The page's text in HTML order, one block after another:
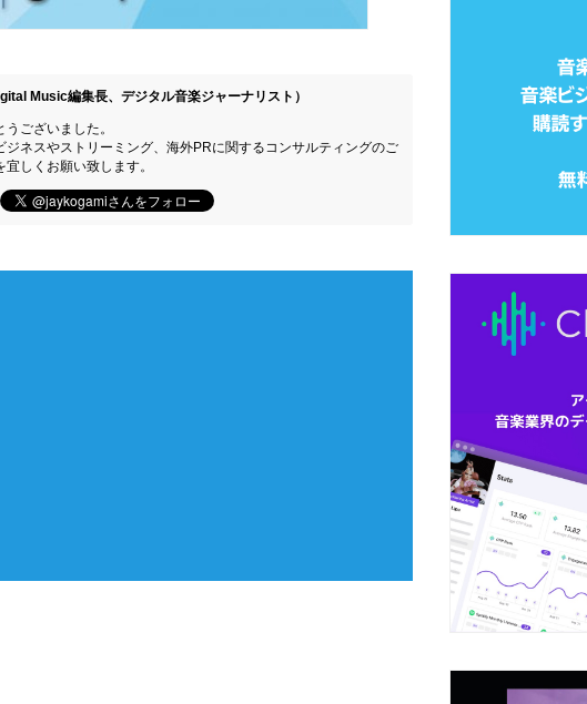
Music編集長、デジタル音楽ジャーナリスト）
ございました。
ネスやストリーミング、海外PRに関するコンサルティングのご
しくお願い致します。